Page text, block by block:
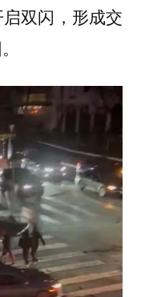
双闪，形成交